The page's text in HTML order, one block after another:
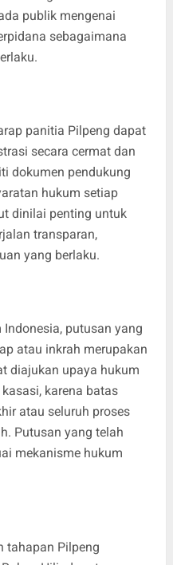
publik mengenai
sebagaimana
panitia Pilpeng dapat
secara cermat dan
dokumen pendukung
hukum setiap
dinilai penting untuk
transparan,
yang berlaku.
putusan yang
atau inkrah merupakan
diajukan upaya hukum
karena batas
atau seluruh proses
Putusan yang telah
mekanisme hukum
tahapan Pilpeng